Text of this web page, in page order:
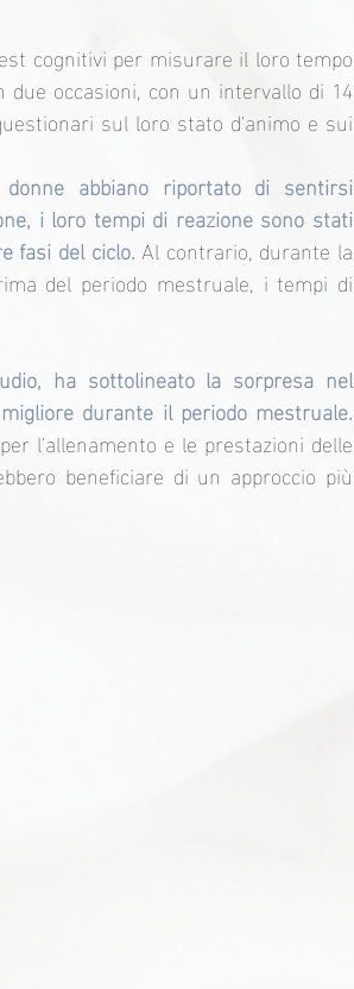
cognitivi per misurare il loro tempo
occasioni, con un intervallo di 14
sul loro stato d'animo e sui
abbiano riportato di sentirsi
i loro tempi di reazione sono stati
fasi del ciclo. Al contrario, durante la
del periodo mestruale, i tempi di
ha sottolineato la sorpresa nel
l'allenamento e le prestazioni delle
beneficiare di un approccio più